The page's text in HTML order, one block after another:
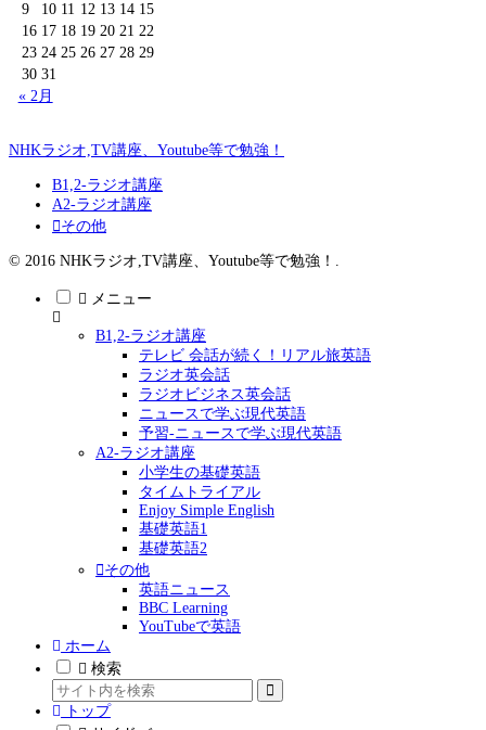
9
10 11 12 13 14 15
16 17 18 19 20 21 22
23 24 25 26 27 28 29
30 31
« 2月
NHKラジオ,TV講座、Youtube等で勉強！
B1,2-ラジオ講座
A2-ラジオ講座
その他
© 2016 NHKラジオ,TV講座、Youtube等で勉強！.
メニュー
B1,2-ラジオ講座
テレビ 会話が続く！リアル旅英語
ラジオ英会話
ラジオビジネス英会話
ニュースで学ぶ現代英語
予習-ニュースで学ぶ現代英語
A2-ラジオ講座
小学生の基礎英語
タイムトライアル
Enjoy Simple English
基礎英語1
基礎英語2
その他
英語ニュース
BBC Learning
YouTubeで英語
ホーム
検索
トップ